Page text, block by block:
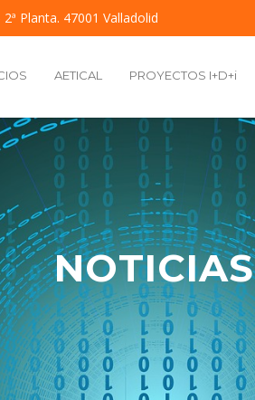
Planta. 47001 Valladolid
AETICAL PROYECTOS I+D+i
NOTICIAS